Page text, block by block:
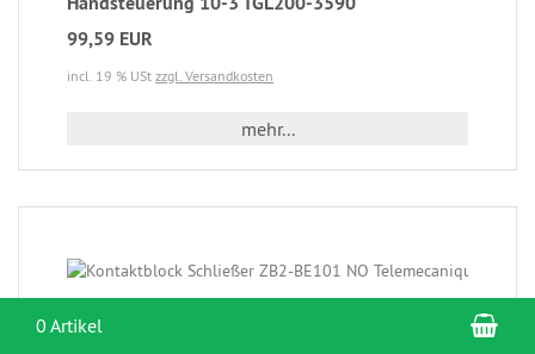
99,59 EUR
incl. 19 % USt zzgl. Versandkosten
mehr...
0 Artikel